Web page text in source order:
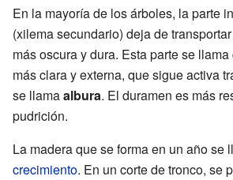
En la mayoría de los árboles, la parte
(xilema secundario) deja de
más oscura y dura. Esta parte se llama
más clara y externa, que sigue activa
se llamaalbura. El duramen es más
pudrición.
La madera que se forma en un año se
crecimiento. En un corte de tronco, se